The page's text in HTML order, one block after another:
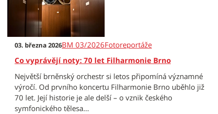
03. března 2026BM 03/2026Fotoreportáže
Co vyprávějí noty: 70 let Filharmonie Brno
Největší brněnský orchestr si letos připomíná významné
výročí. Od prvního koncertu Filharmonie Brno uběhlo již
70 let. Její historie je ale delší – o vznik českého
symfonického tělesa...